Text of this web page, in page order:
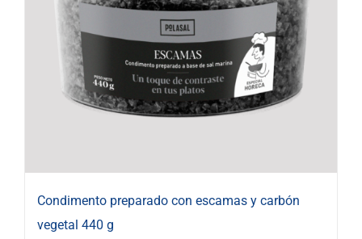
Condimento preparado con escamas y carbón
vegetal 440 g